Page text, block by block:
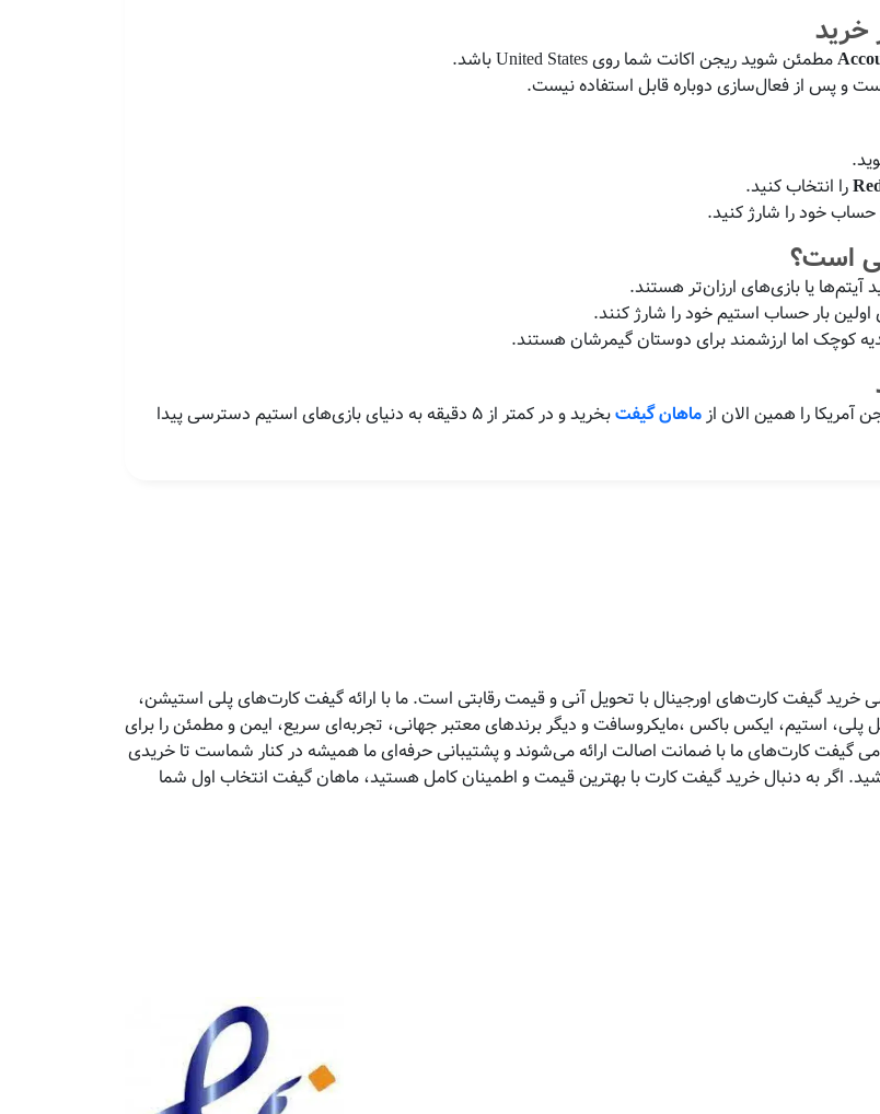
خرید
مطمئن شوید ریجن اکانت شما روی United States باشد.
و پس از فعال‌سازی دوباره قابل استفاده نیست.
را انتخاب کنید.
است؟
آیتم‌ها یا بازی‌های ارزان‌تر هستند.
بار حساب استیم خود را شارژ کنند.
کوچک اما ارزشمند برای دوستان گیمرشان هستند.
ماهان گیفت
بخرید و در کمتر از ۵ دقیقه به دنیای بازی‌های استیم دسترسی پیدا
گیفت کارت‌های اورجینال با تحویل آنی و قیمت رقابتی است. ما با ارائه گیفت کارت‌های پلی استیشن،
پلی، استیم، ایکس باکس ،مایکروسافت و دیگر برندهای معتبر جهانی، تجربه‌ای سریع، ایمن و مطمئن را برای
گیفت کارت‌های ما با ضمانت اصالت ارائه می‌شوند و پشتیبانی حرفه‌ای ما همیشه در کنار شماست تا خریدی
اگر به دنبال خرید گیفت کارت با بهترین قیمت و اطمینان کامل هستید، ماهان گیفت انتخاب اول شما